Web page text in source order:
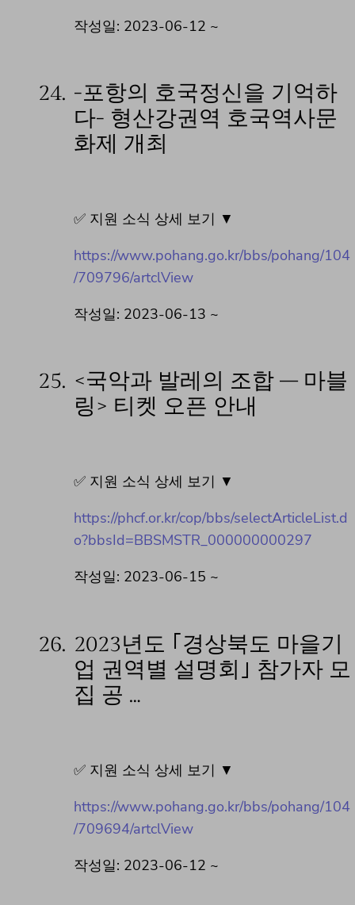
작성일: 2023-06-12 ~
24. -포항의 호국정신을 기억하
다- 형산강권역 호국역사문
화제 개최
✅ 지원 소식 상세 보기 ▼
https://www.pohang.go.kr/bbs/pohang/104
/709796/artclView
작성일: 2023-06-13 ~
25. <국악과 발레의 조합 – 마블
링> 티켓 오픈 안내
✅ 지원 소식 상세 보기 ▼
https://phcf.or.kr/cop/bbs/selectArticleList.d
o?bbsId=BBSMSTR_000000000297
작성일: 2023-06-15 ~
26. 2023년도 ｢경상북도 마을기
업 권역별 설명회｣ 참가자 모
집 공 …
✅ 지원 소식 상세 보기 ▼
https://www.pohang.go.kr/bbs/pohang/104
/709694/artclView
작성일: 2023-06-12 ~